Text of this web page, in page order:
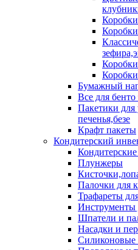
Коробки
Бумажный
Все для
Пакетики для
печенья,безе
Крафт пакеты
Кондитерский
Плунжеры
Палочки для
Трафареты
Инструменты
Шпатели и
Насадки и
Силиконовые